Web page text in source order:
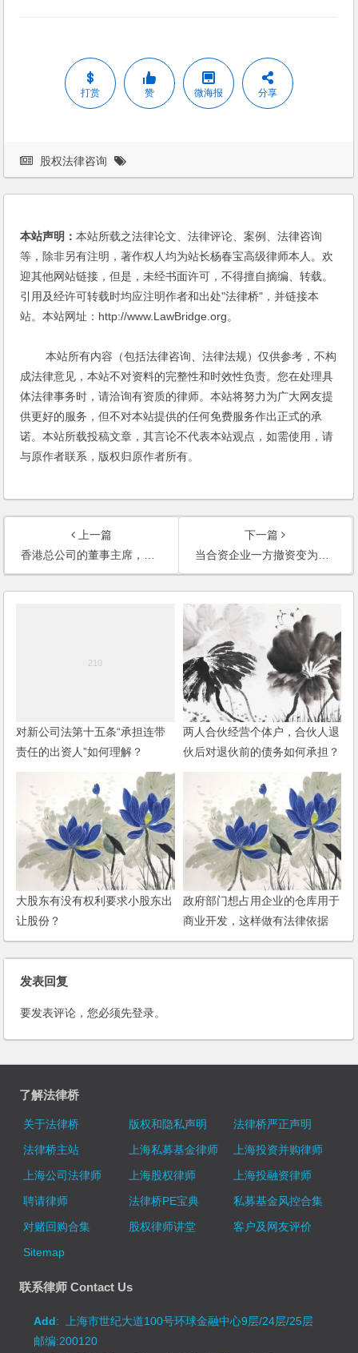
打赏 赞 微海报 分享
股权法律咨询
本站声明：本站所载之法律论文、法律评论、案例、法律咨询
等，除非另有注明，著作权人均为站长杨春宝高级律师本人。欢
迎其他网站链接，但是，未经书面许可，不得擅自摘编、转载。
引用及经许可转载时均应注明作者和出处"法律桥"，并链接本
站。本站网址：http://www.LawBridge.org。
本站所有内容（包括法律咨询、法律法规）仅供参考，不构
成法律意见，本站不对资料的完整性和时效性负责。您在处理具
体法律事务时，请洽询有资质的律师。本站将努力为广大网友提
供更好的服务，但不对本站提供的任何免费服务作出正式的承
诺。本站所载投稿文章，其言论不代表本站观点，如需使用，请
与原作者联系，版权归原作者所有。
上一篇
香港总公司的董事主席，可否罢免国内子公司的法人代表？
下一篇
当合资企业一方撤资变为独资企业后，原企业所签订合同是否继续有效？
对新公司法第十五条“承担连带
责任的出资人”如何理解？
两人合伙经营个体户，合伙人退
伙后对退伙前的债务如何承担？
大股东有没有权利要求小股东出
让股份？
政府部门想占用企业的仓库用于
商业开发，这样做有法律依据
吗？
发表回复
要发表评论，您必须先登录。
了解法律桥
关于法律桥 版权和隐私声明
法律桥严正声明
法律桥主站
上海私募基金律师
上海投资并购律师
上海公司法律师
上海股权律师
上海投融资律师
聘请律师
法律桥PE宝典
私募基金风控合集
对赌回购合集
股权律师讲堂
客户及网友评价
Sitemap
联系律师 Contact Us
Add: 上海市世纪大道100号环球金融中心9层/24层/25层
邮编:200120